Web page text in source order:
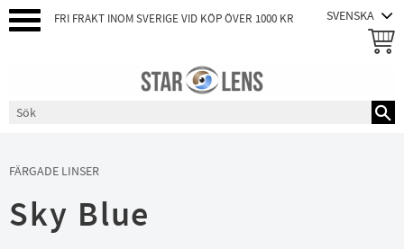
FRI FRAKT INOM SVERIGE VID KÖP ÖVER 1000 KR
FÄRGADE LINSER
Sky Blue